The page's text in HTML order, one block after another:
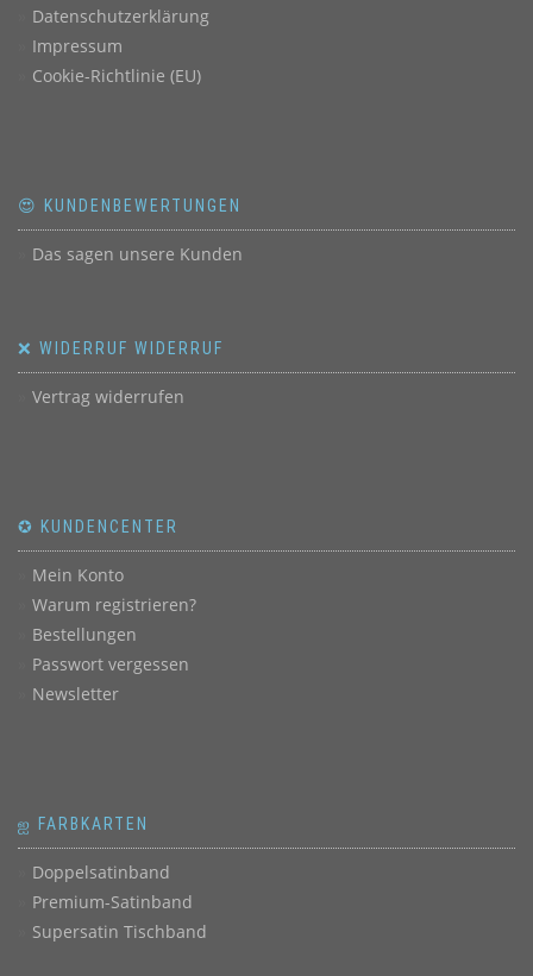
Datenschutzerklärung
Impressum
Cookie-Richtlinie (EU)
😍 KUNDENBEWERTUNGEN
Das sagen unsere Kunden
❌ WIDERRUF WIDERRUF
Vertrag widerrufen
✪ KUNDENCENTER
Mein Konto
Warum registrieren?
Bestellungen
Passwort vergessen
Newsletter
ஐ FARBKARTEN
Doppelsatinband
Premium-Satinband
Supersatin Tischband